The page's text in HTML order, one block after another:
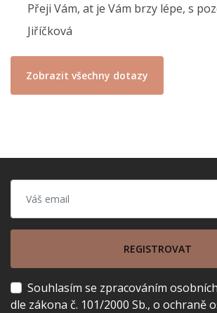
Přeji Vám, at je Vám brzy lépe, s
Jiříčková
Zobrazit všechny dotazy
REGISTROVAT
Souhlasím se zpracováním
dle zákona č. 101/2000 Sb., o ochraně